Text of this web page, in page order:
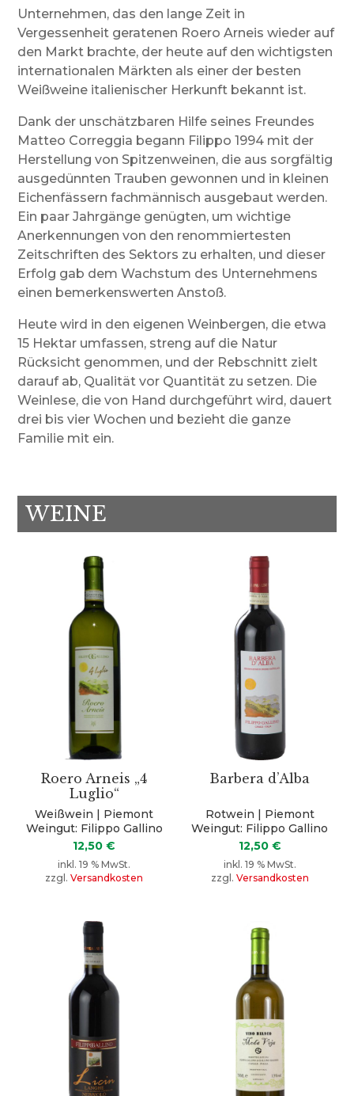
Unternehmen, das den lange Zeit in
Vergessenheit geratenen Roero Arneis wieder auf
den Markt brachte, der heute auf den wichtigsten
internationalen Märkten als einer der besten
Weißweine italienischer Herkunft bekannt ist.
Dank der unschätzbaren Hilfe seines Freundes
Matteo Correggia begann Filippo 1994 mit der
Herstellung von Spitzenweinen, die aus sorgfältig
ausgedünnten Trauben gewonnen und in kleinen
Eichenfässern fachmännisch ausgebaut werden.
Ein paar Jahrgänge genügten, um wichtige
Anerkennungen von den renommiertesten
Zeitschriften des Sektors zu erhalten, und dieser
Erfolg gab dem Wachstum des Unternehmens
einen bemerkenswerten Anstoß.
Heute wird in den eigenen Weinbergen, die etwa
15 Hektar umfassen, streng auf die Natur
Rücksicht genommen, und der Rebschnitt zielt
darauf ab, Qualität vor Quantität zu setzen. Die
Weinlese, die von Hand durchgeführt wird, dauert
drei bis vier Wochen und bezieht die ganze
Familie mit ein.
WEINE
Roero Arneis „4
Luglio“
Weißwein | Piemont
Weingut: Filippo Gallino
12,50€
inkl. 19 % MwSt.
zzgl.Versandkosten
Barbera d’Alba
Rotwein | Piemont
Weingut: Filippo Gallino
12,50 €
inkl. 19 % MwSt.
zzgl. Versandkosten